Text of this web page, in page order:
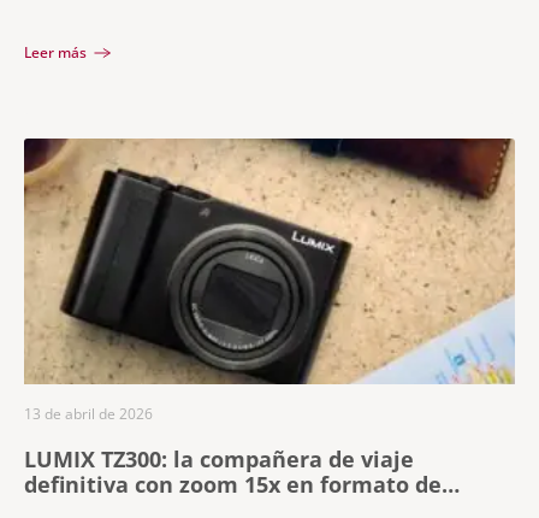
Leer más
LUMIX TZ300: la compañera de viaje
definitiva con zoom 15x en formato de
13 de abril de 2026